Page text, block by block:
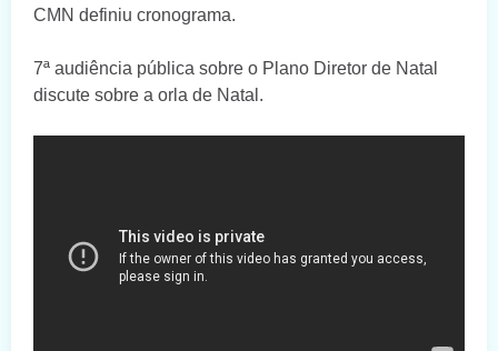
CMN definiu cronograma.
7ª audiência pública sobre o Plano Diretor de Natal
discute sobre a orla de Natal.